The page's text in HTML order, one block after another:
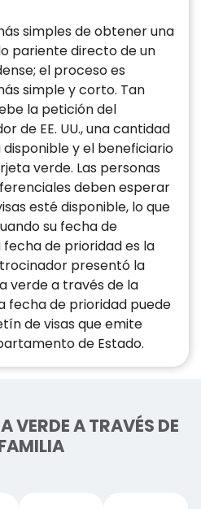
simples de obtener una
pariente directo de un
el proceso es
simple y corto. Tan
la petición del
de EE. UU., una cantidad
y el beneficiario
verde. Las personas
deben esperar
esté disponible, lo que
su fecha de
fecha de prioridad es la
presentó la
verde a través de la
fecha de prioridad puede
de visas que emite
de Estado.
VERDE A TRAVÉS DE